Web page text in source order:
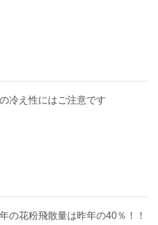
冷え性にはご注意です
の花粉飛散量は昨年の40％！！